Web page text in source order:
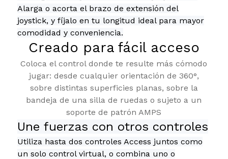
Alarga o acorta el brazo de extensión del
joystick, y fíjalo en tu longitud ideal para mayor
comodidad y conveniencia.
Creado para fácil acceso
Coloca el control donde te resulte más cómodo
jugar: desde cualquier orientación de 360°,
sobre distintas superficies planas, sobre la
bandeja de una silla de ruedas o sujeto a un
soporte de patrón AMPS
Une fuerzas con otros controles
Utiliza hasta dos controles Access juntos como
un solo control virtual, o combina uno o